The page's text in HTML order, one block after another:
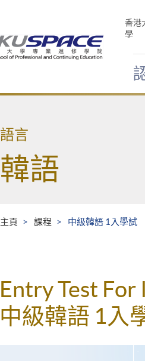
香港
學
語言
韓語
主頁 課程 中級韓語 1入學試
Entry Test
中級韓語 1入